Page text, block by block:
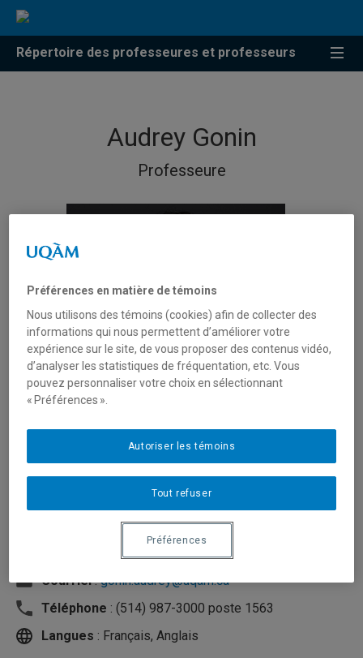
Répertoire des professeures et professeurs
Audrey Gonin
Professeure
École de travail social
Courriel:gonin.audrey@uqam.ca
Téléphone : (514) 987-3000 poste 1563
Langues : Français, Anglais
Préférences en matière de témoins
Nous utilisons des témoins (cookies) afin de collecter des
informations qui nous permettent d’améliorer votre
expérience sur le site, de vous proposer des contenus vidéo,
d’analyser les statistiques de fréquentation, etc. Vous
pouvez personnaliser votre choix en sélectionnant
« Préférences ».
Tout refuser
Autoriser les témoins
Préférences